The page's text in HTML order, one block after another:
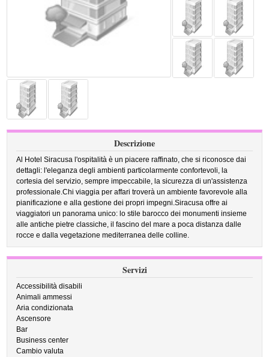
Descrizione
Al Hotel Siracusa l'ospitalità è un piacere raffinato, che si riconosce dai
dettagli: l'eleganza degli ambienti particolarmente confortevoli, la
cortesia del servizio, sempre impeccabile, la sicurezza di un'assistenza
professionale.Chi viaggia per affari troverà un ambiente favorevole alla
pianificazione e alla gestione dei propri impegni.Siracusa offre ai
viaggiatori un panorama unico: lo stile barocco dei monumenti insieme
alle antiche pietre classiche, il fascino del mare a poca distanza dalle
rocce e dalla vegetazione mediterranea delle colline.
Servizi
Accessibilità disabili
Animali ammessi
Aria condizionata
Ascensore
Bar
Business center
Cambio valuta